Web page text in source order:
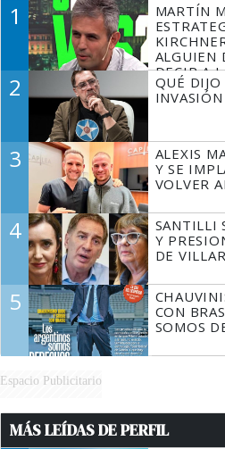
1
MARTÍN
ALGUIEN
DECIR A
TIENE
2
QUÉ
3
ALEXIS
Y SE
VOLVER
4
SANTILLI
Y
DE
5
CON
SOMOS
Espacio Publicitario
MÁS LEÍDAS DE PERFIL